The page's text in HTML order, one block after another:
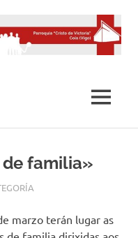
MENÚ
familia»
marzo terán lugar as